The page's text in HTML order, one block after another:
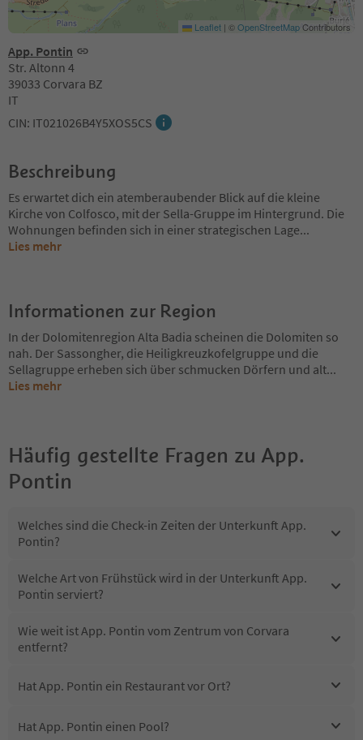
App. Pontin
Str. Altonn 4
39033 Corvara BZ
IT
CIN: IT021026B4Y5XOS5CS
Leaflet | ©OpenStreetMapContributors
Beschreibung
Es erwartet dich ein atemberaubender Blick auf die kleine
Kirche von Colfosco, mit der Sella-Gruppe im Hintergrund. Die
Wohnungen befinden sich in einer strategischen Lage...
Lies mehr
Informationen zur Region
In der Dolomitenregion Alta Badia scheinen die Dolomiten so
nah. Der Sassongher, die Heiligkreuzkofelgruppe und die
Sellagruppe erheben sich über schmucken Dörfern und alt...
Lies mehr
Häufig gestellte Fragen zu App.
Pontin
Welches sind die Check-in Zeiten der Unterkunft App.
Pontin?
Welche Art von Frühstück wird in der Unterkunft App.
Pontin serviert?
Wie weit ist App. Pontin vom Zentrum von Corvara
entfernt?
Hat App. Pontin ein Restaurant vor Ort?
Hat App. Pontin einen Pool?